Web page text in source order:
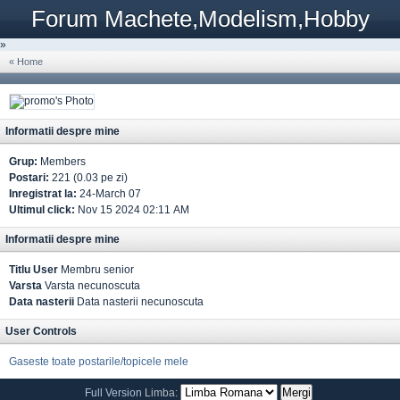
Forum Machete,Modelism,Hobby
»
« Home
Informatii despre mine
Grup: Members
Postari: 221 (0.03 pe zi)
Inregistrat la: 24-March 07
Ultimul click: Nov 15 2024 02:11 AM
Informatii despre mine
Titlu User Membru senior
Varsta Varsta necunoscuta
Data nasterii Data nasterii necunoscuta
User Controls
Gaseste toate postarile/topicele mele
Full Version Limba: